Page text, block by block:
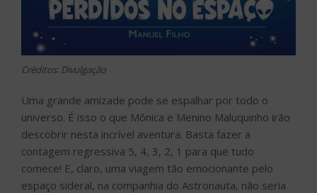
Créditos: Divulgação
Uma grande amizade pode se espalhar por todo o
universo. É isso o que Mônica e Menino Maluquinho irão
descobrir nesta incrível aventura. Basta fazer a
contagem regressiva 5, 4, 3, 2, 1 para que tudo
comece! E, claro, uma viagem tão emocionante pelo
espaço sideral, na companhia do Astronauta, não seria